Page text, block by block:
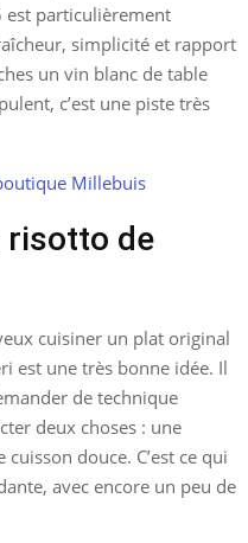
est particulièrement
simplicité et rapport
un vin blanc de table
c’est une piste très
Millebuis
risotto de
cuisiner un plat original
est une très bonne idée. Il
de technique
deux choses : une
douce. C’est ce qui
avec encore un peu de